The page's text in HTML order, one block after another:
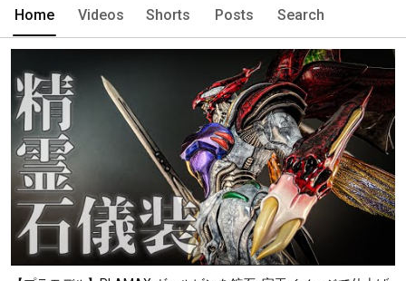
Home Videos Shorts Posts Search